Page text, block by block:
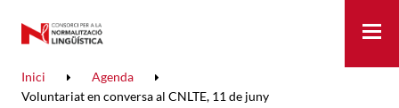
Inici
Agenda
Voluntariat en conversa al CNLTE, 11 de juny